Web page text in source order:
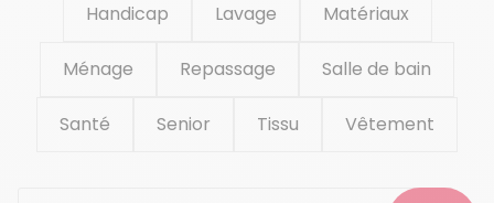
Handicap Lavage Matériaux
Ménage Repassage Salle de bain
Santé Senior Tissu Vêtement